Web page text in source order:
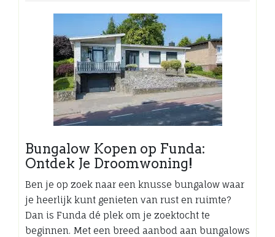
Bungalow Kopen op Funda:
Ontdek Je Droomwoning!
Ben je op zoek naar een knusse bungalow waar
je heerlijk kunt genieten van rust en ruimte?
Dan is Funda dé plek om je zoektocht te
beginnen. Met een breed aanbod aan bungalows